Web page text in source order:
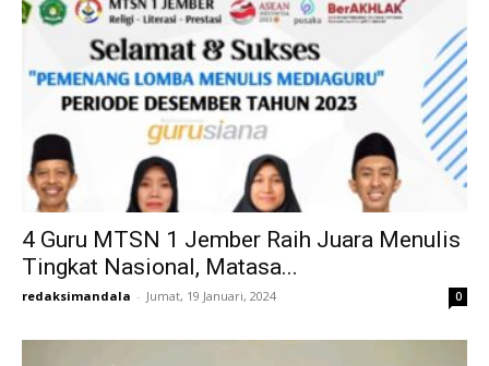
4 Guru MTSN 1 Jember Raih Juara Menulis
Tingkat Nasional, Matasa...
redaksimandala - Jumat, 19 Januari, 2024 0